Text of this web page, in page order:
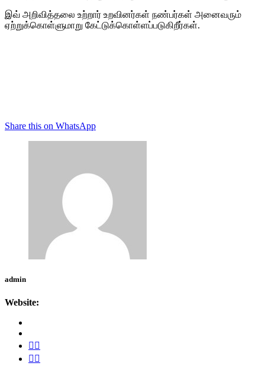
இவ் அறிவித்தலை உற்றார் உறவினர்கள் நண்பர்கள் அனைவரும்
ஏற்றுக்கொள்ளுமாறு கேட்டுக்கொள்ளப்படுகிறீர்கள்.
Share this on WhatsApp
admin
Website: